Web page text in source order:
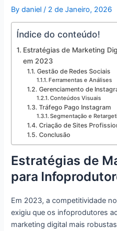
Bydaniel / 2 de Janeiro, 2026
Índice do conteúdo!
Estratégias de Marketing
em 2023
Gestão de Redes Sociais
Ferramentas e Análises
Gerenciamento de
Conteúdos Visuais
Tráfego Pago Instagram
Segmentação e
Criação de Sites
Conclusão
Estratégias de
para
Em 2023, a competitividade
exigiu que os infoprodutores
marketing digital mais